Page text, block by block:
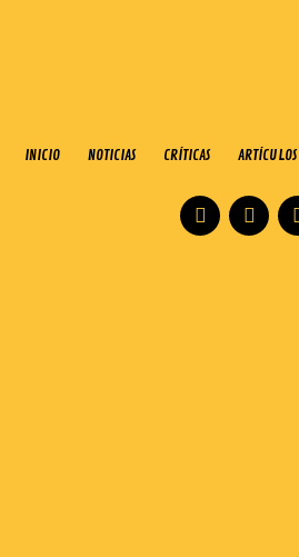
INICIO NOTICIAS CRÍTICAS ARTÍCULOS